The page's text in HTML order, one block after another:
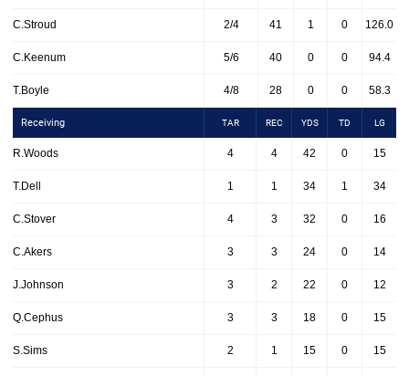
C.Stroud 2/4 41 1 0 126.0
C.Keenum 5/6 40 0 0 94.4
T.Boyle 4/8 28 0 0 58.3
Receiving TAR REC YDS TD LG
R.Woods 4 4 42 0 15
T.Dell 1 1 34 1 34
C.Stover 4 3 32 0 16
C.Akers 3 3 24 0 14
J.Johnson 3 2 22 0 12
Q.Cephus 3 3 18 0 15
S.Sims 2 1 15 0 15